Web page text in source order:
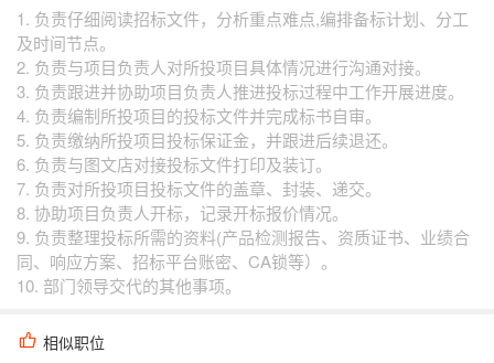
1. 负责仔细阅读招标文件，分析重点难点,编排备标计划、分工
及时间节点。
2. 负责与项目负责人对所投项目具体情况进行沟通对接。
3. 负责跟进并协助项目负责人推进投标过程中工作开展进度。
4. 负责编制所投项目的投标文件并完成标书自审。
5. 负责缴纳所投项目投标保证金，并跟进后续退还。
6. 负责与图文店对接投标文件打印及装订。
7. 负责对所投项目投标文件的盖章、封装、递交。
8. 协助项目负责人开标，记录开标报价情况。
9. 负责整理投标所需的资料(产品检测报告、资质证书、业绩合
同、响应方案、招标平台账密、CA锁等）。
10. 部门领导交代的其他事项。
相似职位